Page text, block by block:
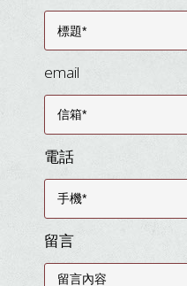
email
電話
留言